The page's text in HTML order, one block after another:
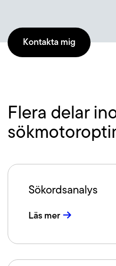
Lediga jobb
CSR
Kontakta mig
Flera delar
Sökordsanalys
Läs mer